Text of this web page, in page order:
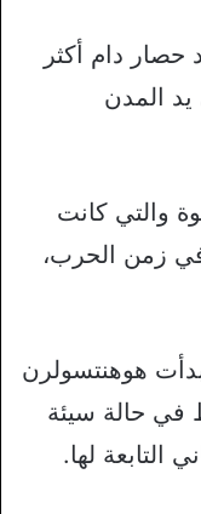
حصار دام أكثر
عام 1423 على يد المدن
والتي كانت
في زمن الحرب،
هوهنتسولرن
في حالة سيئة
التابعة لها.